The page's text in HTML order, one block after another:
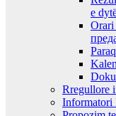
e
Orari
Rregullore
Informatori